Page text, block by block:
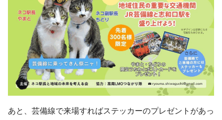
あと、芸備線で来場すればステッカーのプレゼントがあっ